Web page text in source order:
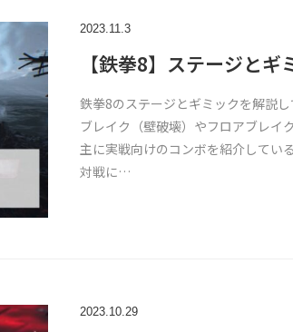
2023.11.3
【鉄拳8】ステージとギ
鉄拳8のステージとギミックを解説
ブレイク（壁破壊）やフロアブレイ
主に実戦向けのコンボを紹介してい
対戦に…
2023.10.29